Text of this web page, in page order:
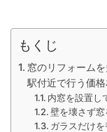
もくじ
窓のリフォーム
駅付近で行う価
内窓を設置し
壁を壊さず窓
ガラスだけを